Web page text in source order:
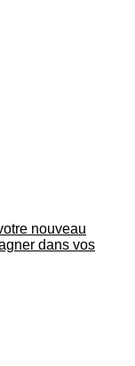
nouveau
dans vos